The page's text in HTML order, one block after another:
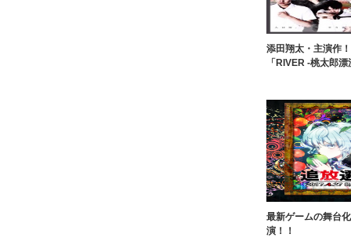
添田翔太・主演作
「RIVER -桃太郎
最新ゲームの舞台
演！！